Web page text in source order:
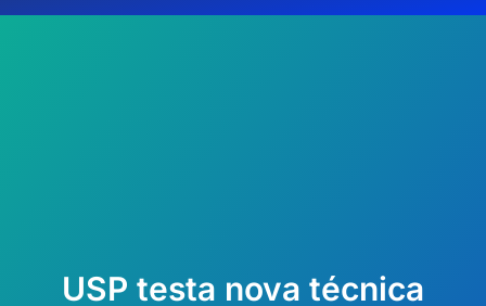
USP testa nova técnica